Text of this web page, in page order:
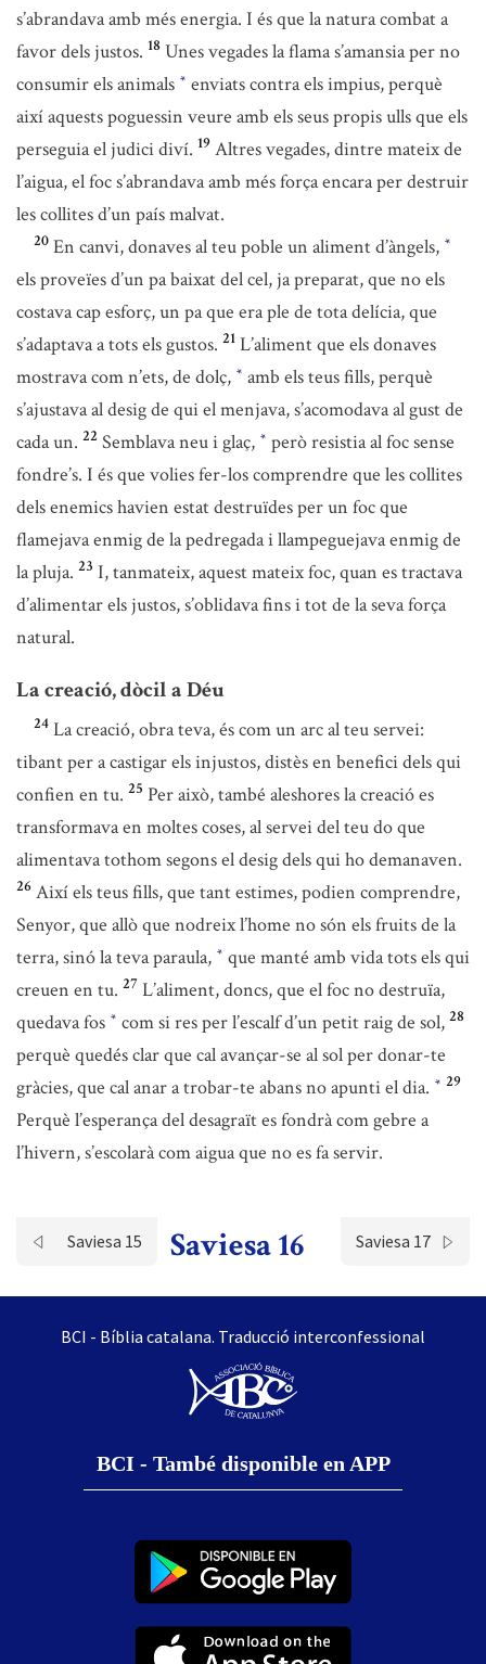
s’abrandava amb més energia. I és que la natura combat a
favor dels justos. 18 Unes vegades la flama s’amansia per no
consumir els animals * enviats contra els impius, perquè
així aquests poguessin veure amb els seus propis ulls que els
perseguia el judici diví. 19 Altres vegades, dintre mateix de
l’aigua, el foc s’abrandava amb més força encara per destruir
les collites d’un país malvat.
20 En canvi, donaves al teu poble un aliment d’àngels, *
els proveïes d’un pa baixat del cel, ja preparat, que no els
costava cap esforç, un pa que era ple de tota delícia, que
s’adaptava a tots els gustos. 21 L’aliment que els donaves
mostrava com n’ets, de dolç, * amb els teus fills, perquè
s’ajustava al desig de qui el menjava, s’acomodava al gust de
cada un. 22 Semblava neu i glaç, * però resistia al foc sense
fondre’s. I és que volies fer-los comprendre que les collites
dels enemics havien estat destruïdes per un foc que
flamejava enmig de la pedregada i llampeguejava enmig de
la pluja. 23 I, tanmateix, aquest mateix foc, quan es tractava
d’alimentar els justos, s’oblidava fins i tot de la seva força
natural.
La creació, dòcil a Déu
24 La creació, obra teva, és com un arc al teu servei:
tibant per a castigar els injustos, distès en benefici dels qui
confien en tu. 25 Per això, també aleshores la creació es
transformava en moltes coses, al servei del teu do que
alimentava tothom segons el desig dels qui ho demanaven.
26 Així els teus fills, que tant estimes, podien comprendre,
Senyor, que allò que nodreix l’home no són els fruits de la
terra, sinó la teva paraula, * que manté amb vida tots els qui
creuen en tu. 27 L’aliment, doncs, que el foc no destruïa,
quedava fos * com si res per l’escalf d’un petit raig de sol, 28
perquè quedés clar que cal avançar-se al sol per donar-te
gràcies, que cal anar a trobar-te abans no apunti el dia. * 29
Perquè l’esperança del desagraït es fondrà com gebre a
l’hivern, s’escolarà com aigua que no es fa servir.
Saviesa 15 Saviesa 16 Saviesa 17
BCI - Bíblia catalana. Traducció interconfessional
BCI - També disponible en APP